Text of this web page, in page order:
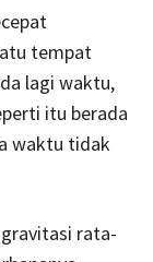
tempat
lagi waktu,
itu berada
waktu tidak
rata-